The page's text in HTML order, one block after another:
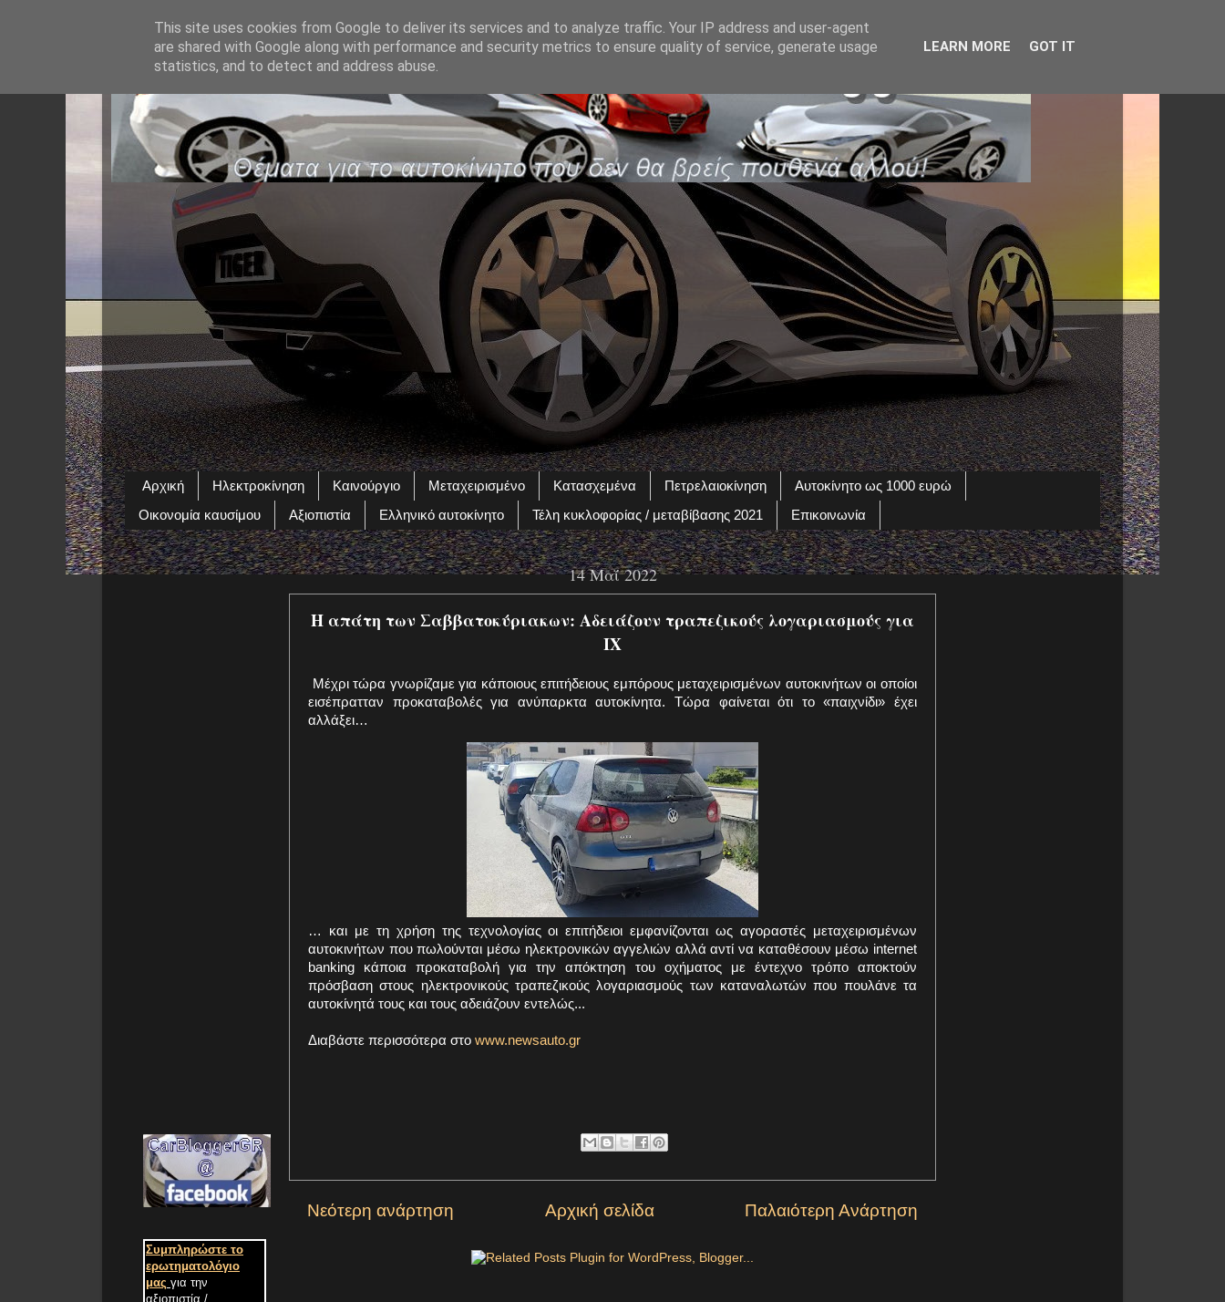
Αρχική Ηλεκτροκίνηση Καινούργιο Μεταχειρισμένο Κατασχεμένα Πετρελαιοκίνηση
Αυτοκίνητο ως 1000 ευρώ
Οικονομία καυσίμου
Αξιοπιστία Ελληνικό αυτοκίνητο Τέλη κυκλοφορίας / μεταβίβασης 2021 Επικοινωνία
14 Μαΐ 2022
Η απάτη των Σαββατοκύριακων: Αδειάζουν τραπεζικούς λογαριασμούς για
ΙΧ
Μέχρι τώρα γνωρίζαμε για κάποιους επιτήδειους εμπόρους μεταχειρισμένων αυτοκινήτων οι οποίοι
εισέπρατταν προκαταβολές για ανύπαρκτα αυτοκίνητα. Τώρα φαίνεται ότι το «παιχνίδι» έχει
αλλάξει…
… και με τη χρήση της τεχνολογίας οι επιτήδειοι εμφανίζονται ως αγοραστές μεταχειρισμένων
αυτοκινήτων που πωλούνται μέσω ηλεκτρονικών αγγελιών αλλά αντί να καταθέσουν μέσω internet
banking κάποια προκαταβολή για την απόκτηση του οχήματος με έντεχνο τρόπο αποκτούν
πρόσβαση στους ηλεκτρονικούς τραπεζικούς λογαριασμούς των καταναλωτών που πουλάνε τα
αυτοκίνητά τους και τους αδειάζουν εντελώς...
Διαβάστε περισσότερα στο www.newsauto.gr
Νεότερη ανάρτηση Παλαιότερη Ανάρτηση
Αρχική σελίδα
Συμπληρώστε το
ερωτηματολόγιο
μας για την
αξιοπιστία /
This site uses cookies from Google to deliver its services and to analyze traffic. Your IP address and user-agent
are shared with Google along with performance and security metrics to ensure quality of service, generate usage
statistics, and to detect and address abuse.
LEARN MORE GOT IT